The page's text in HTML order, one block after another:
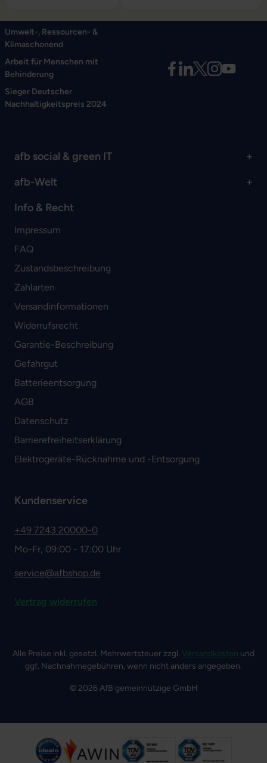
Umwelt-, Ressourcen- &
Klimaschonend
Arbeit für Menschen mit
Behinderung
Sieger Deutscher
Nachhaltigkeitspreis 2024
afb social & green IT
afb-Welt
Info & Recht
Impressum
FAQ
Zustandsbeschreibung
Zahlarten
Versandinformationen
Widerrufsrecht
Garantie-Beschreibung
Gefahrgut
Batterieentsorgung
AGB
Datenschutz
Barrierefreiheitserklärung
Elektrogeräte-Rücknahme und -Entsorgung
Kundenservice
+49 7243 20000-0
Mo-Fr, 09:00 - 17:00 Uhr
service@afbshop.de
Vertrag widerrufen
Alle Preise inkl. gesetzl. Mehrwertsteuer zzgl. Versandkosten und
ggf. Nachnahmegebühren, wenn nicht anders angegeben.
© 2026 AfB gemeinnützige GmbH